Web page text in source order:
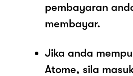
pembayaran
membayar.
Jika anda
Atome, sila